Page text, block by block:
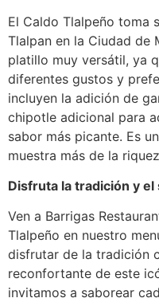
El Caldo Tlalpeño toma
Tlalpan en la Ciudad de
platillo muy versátil, ya
diferentes gustos y
incluyen la adición de
chipotle adicional para
sabor más picante. Es
muestra más de la
Disfruta la tradición y
Ven a Barrigas
Tlalpeño en nuestro
disfrutar de la tradición
reconfortante de este
invitamos a saborear